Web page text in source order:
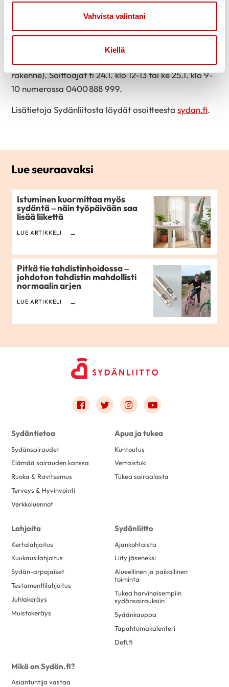
Vahvista valintani
Kiellä
hallintopäälliköllemme osoitteeseen
katja.hohtari@sydanliitto.fi. Kirjoita sähköpostisi
otsikkokenttään “järjestöpäällikkö”.
Lisätietoja antaa Ville Salo (johtaja, talous ja
rakenne). Soittoajat ti 24.1. klo 12-13 tai ke 25.1. klo 9-
10 numerossa 0400 888 999.
Lisätietoja Sydänliitosta löydät osoitteestasydan.fi.
Lue seuraavaksi
Istuminen kuormittaa myös
sydäntä – näin työpäivään saa
lisää liikettä
LUE ARTIKKELI
Pitkä tie tahdistinhoidossa –
johdoton tahdistin mahdollisti
normaalin arjen
LUE ARTIKKELI
Link to facebook
Link to twitter
Link to instagram
Link to youtube
Sydäntietoa
Sydänsairaudet
Elämää sairauden kanssa
Ruoka & Ravitsemus
Terveys & Hyvinvointi
Verkkoluennot
Apua ja tukea
Kuntoutus
Vertaistuki
Tukea sairaalasta
Lahjoita
Kertalahjoitus
Kuukausilahjoitus
Sydän-arpajaiset
Testamenttilahjoitus
Juhlakeräys
Muistokeräys
Sydänliitto
Ajankohtaista
Liity jäseneksi
Alueellinen ja paikallinen
toiminta
Tukea harvinaisempiin
sydänsairauksiin
Sydänkauppa
Tapahtumakalenteri
Defi.fi
Mikä on Sydän.fi?
Asiantuntija vastaa